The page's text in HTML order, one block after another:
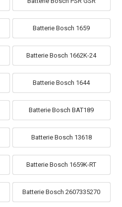
Batterie Bosch 1659
Batterie Bosch 1662K-24
Batterie Bosch 1644
Batterie Bosch BAT189
Batterie Bosch 13618
Batterie Bosch 1659K-RT
Batterie Bosch 2607335270